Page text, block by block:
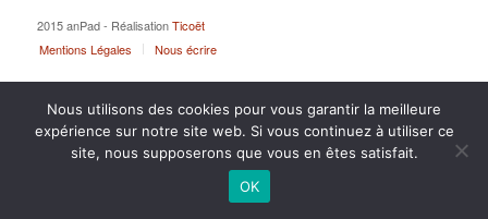
2015 anPad - RéalisationTicoët
Mentions Légales
Nous écrire
Nous utilisons des cookies pour vous garantir la meilleure
expérience sur notre site web. Si vous continuez à utiliser ce
site, nous supposerons que vous en êtes satisfait.
OK